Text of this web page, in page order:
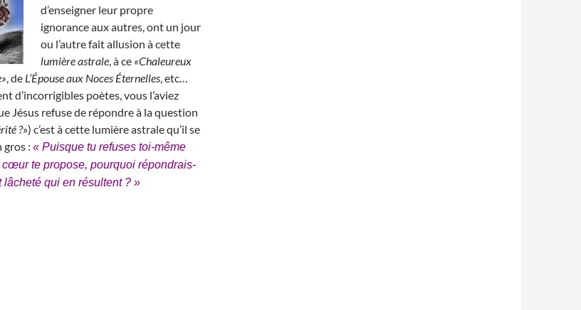
d’enseigner leur propre
ignorance aux autres, ont un jour
ou l’autre fait allusion à cette
lumière astrale, à ce «Chaleureux
, de L’Épouse aux Noces Éternelles, etc…
d’incorrigibles poètes, vous l’aviez
Jésus refuse de répondre à la question
?») c’est à cette lumière astrale qu’il se
gros : « Puisque tu refuses toi-même
cœur te propose, pourquoi répondrais-
qui en résultent ? »